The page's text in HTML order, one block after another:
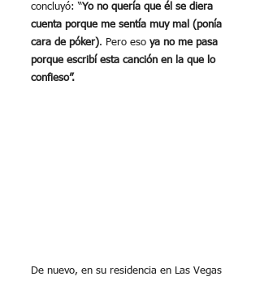
concluyó: “Yo no quería que él se diera
cuenta porque me sentía muy mal (ponía
cara de póker). Pero eso ya no me pasa
porque escribí esta canción en la que lo
confieso”.
De nuevo, en su residencia en Las Vegas